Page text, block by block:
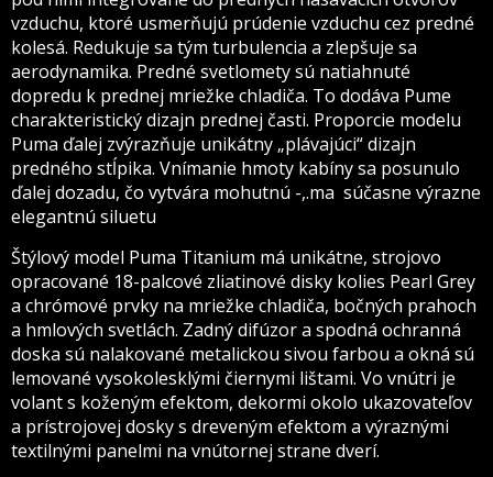
vzduchu, ktoré usmerňujú prúdenie vzduchu cez predné
kolesá. Redukuje sa tým turbulencia a zlepšuje sa
aerodynamika. Predné svetlomety sú natiahnuté
dopredu k prednej mriežke chladiča. To dodáva Pume
charakteristický dizajn prednej časti. Proporcie modelu
Puma ďalej zvýrazňuje unikátny „plávajúci“ dizajn
predného stĺpika. Vnímanie hmoty kabíny sa posunulo
ďalej dozadu, čo vytvára mohutnú -,.ma súčasne výrazne
elegantnú siluetu
Štýlový model Puma Titanium má unikátne, strojovo
opracované 18-palcové zliatinové disky kolies Pearl Grey
a chrómové prvky na mriežke chladiča, bočných prahoch
a hmlových svetlách. Zadný difúzor a spodná ochranná
doska sú nalakované metalickou sivou farbou a okná sú
lemované vysokolesklými čiernymi lištami. Vo vnútri je
volant s koženým efektom, dekormi okolo ukazovateľov
a prístrojovej dosky s dreveným efektom a výraznými
textilnými panelmi na vnútornej strane dverí.